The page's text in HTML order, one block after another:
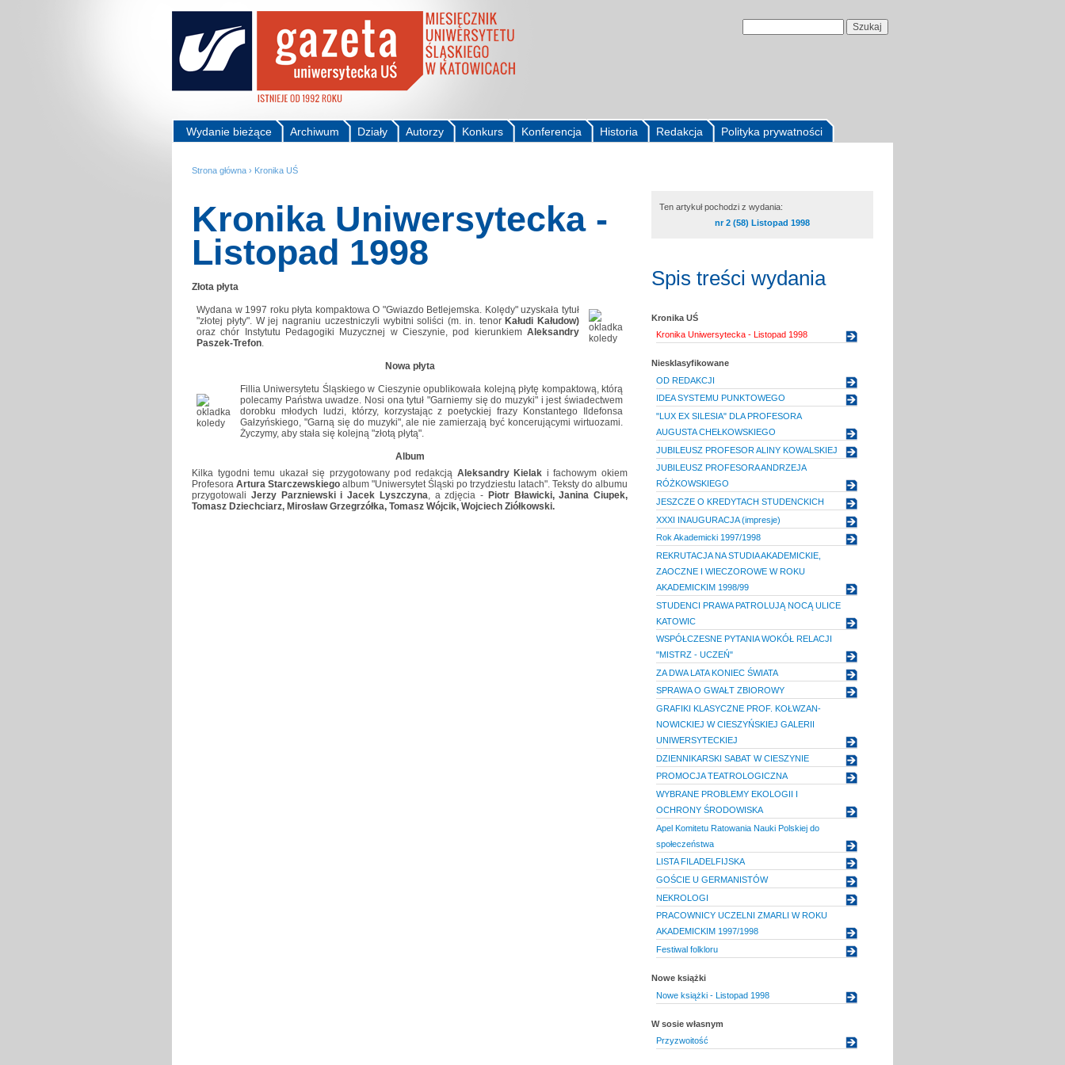
Polityka prywatności
Redakcja
Historia
Konferencja
Konkurs
Autorzy
Działy
Archiwum
Wydanie bieżące
Strona główna › Kronika UŚ
Kronika Uniwersytecka -
Listopad 1998
Złota płyta
Wydana w 1997 roku płyta kompaktowa O "Gwiazdo Betlejemska. Kolędy" uzyskała tytuł
"złotej płyty". W jej nagraniu uczestniczyli wybitni soliści (m. in. tenorKałudi Kałudow)
oraz chór Instytutu Pedagogiki Muzycznej w Cieszynie, pod kierunkiem Aleksandry
Paszek-Trefon
Nowa płyta
Fillia Uniwersytetu Śląskiego w Cieszynie opublikowała kolejną płytę kompaktową, którą
polecamy Państwa uwadze. Nosi ona tytuł "Garniemy się do muzyki" i jest świadectwem
dorobku młodych ludzi, którzy, korzystając z poetyckiej frazy Konstantego Ildefonsa
Gałzyńskiego, "Garną się do muzyki", ale nie zamierzają być koncerującymi wirtuozami.
Życzymy, aby stała się kolejną "złotą płytą".
Album
Kilka tygodni temu ukazał się przygotowany pod redakcją Aleksandry Kielak i fachowym okiem
Profesora Artura Starczewskiego album "Uniwersytet Śląski po trzydziestu latach". Teksty do albumu
przygotowali Jerzy Parzniewski i Jacek Lyszczyna , a zdjęcia - Piotr Bławicki, Janina Ciupek,
Tomasz Dziechciarz, Mirosław Grzegrzółka, Tomasz Wójcik, Wojciech Ziółkowski.
Ten artykuł pochodzi z wydania:
nr 2 (58) Listopad 1998
Spis treści wydania
Kronika UŚ
Kronika Uniwersytecka - Listopad 1998
Niesklasyfikowane
OD REDAKCJI
IDEA SYSTEMU PUNKTOWEGO
"LUX EX SILESIA" DLA PROFESORA
AUGUSTA CHEŁKOWSKIEGO
JUBILEUSZ PROFESOR ALINY KOWALSKIEJ
JUBILEUSZ PROFESORA ANDRZEJA
RÓŻKOWSKIEGO
JESZCZE O KREDYTACH STUDENCKICH
XXXI INAUGURACJA (impresje)
Rok Akademicki 1997/1998
REKRUTACJA NA STUDIA AKADEMICKIE,
ZAOCZNE I WIECZOROWE W ROKU
AKADEMICKIM 1998/99
STUDENCI PRAWA PATROLUJĄ NOCĄ ULICE
KATOWIC
WSPÓŁCZESNE PYTANIA WOKÓŁ RELACJI
"MISTRZ - UCZEŃ"
ZA DWA LATA KONIEC ŚWIATA
SPRAWA O GWAŁT ZBIOROWY
GRAFIKI KLASYCZNE PROF. KOŁWZAN-
NOWICKIEJ W CIESZYŃSKIEJ GALERII
UNIWERSYTECKIEJ
DZIENNIKARSKI SABAT W CIESZYNIE
PROMOCJA TEATROLOGICZNA
WYBRANE PROBLEMY EKOLOGII I
OCHRONY ŚRODOWISKA
Apel Komitetu Ratowania Nauki Polskiej do
społeczeństwa
LISTA FILADELFIJSKA
GOŚCIE U GERMANISTÓW
NEKROLOGI
PRACOWNICY UCZELNI ZMARLI W ROKU
AKADEMICKIM 1997/1998
Festiwal folkloru
Nowe książki
Nowe książki - Listopad 1998
W sosie własnym
Przyzwoitość